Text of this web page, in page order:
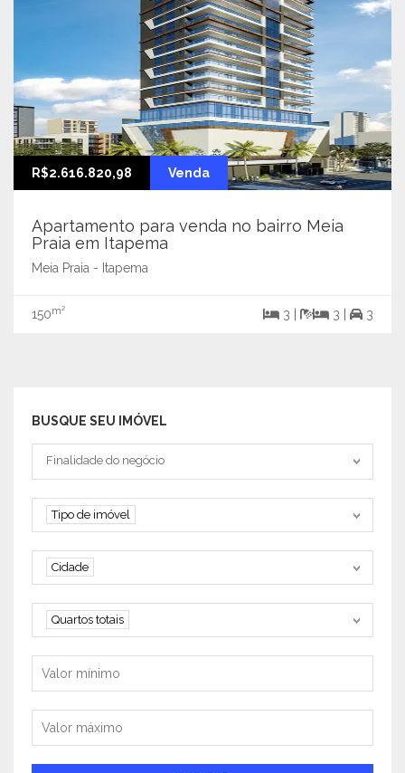
R$2.616.820,98 Venda
Apartamento para venda no bairro Meia
Praia em Itapema
Meia Praia - Itapema
150m² 3 | 3 | 3
BUSQUE SEU IMÓVEL
Tipo negociação
Finalidade do negócio
Tipo de imóvel
Tipo de imóvel
Cidade
Cidade
Quartos
Quartos totais
Valor mínimo
Valor máximo